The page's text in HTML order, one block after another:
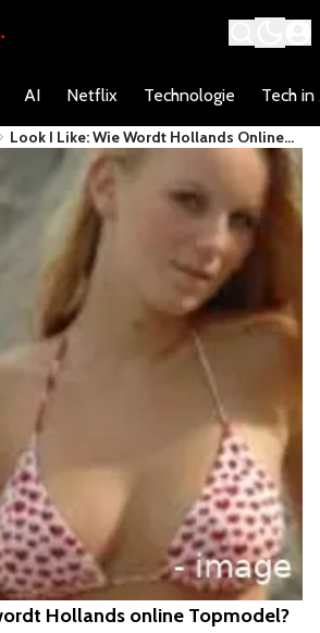
AI Netflix Technologie Tech in
Look I Like: Wie Wordt Hollands Online
Topmodel?
Hollands online Topmodel?